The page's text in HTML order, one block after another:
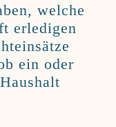
welche
erledigen
ein oder